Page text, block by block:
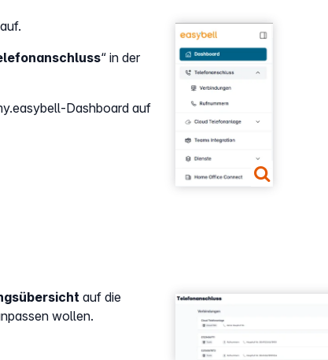
Show larger version
auf.
“ in der
Dashboard auf
Show larger version
auf die
wollen.